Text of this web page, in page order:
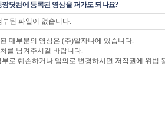
짱닷컴에 등록된 영상을 퍼가도 되나요?
부된 파일이 없습니다.
대부분의 영상은 (주)알자나에 있습니다.
를 남겨주시길 바랍니다.
로 훼손하거나 임의로 변경하시면 저작권에 위법